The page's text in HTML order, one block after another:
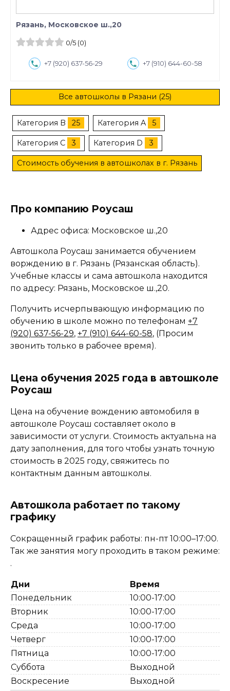
Рязань, Московское ш.,20
0/5(0)
+7 (920) 637-56-29 +7 (910) 644-60-58
Все автошколы в Рязани (25)
Категория B 25 Категория A 5
Категория C 3 Категория D 3
Стоимость обучения в автошколах в г. Рязань
Про компанию Роусаш
Адрес офиса: Московское ш.,20
Автошкола Роусаш занимается обучением
ворждению в г. Рязань (Рязанская область).
Учебные классы и сама автошкола находится
по адресу: Рязань, Московское ш.,20.
Получить исчерпывающую информацию по
обучению в школе можно по телефонам +7
(920) 637-56-29, +7 (910) 644-60-58, (Просим
звонить только в рабочее время).
Цена обучения 2025 года в автошколе
Роусаш
Цена на обучение вождению автомобиля в
автошколе Роусаш составляет около в
зависимости от услуги. Стоимость актуальна на
дату заполнения, для того чтобы узнать точную
стоимость в 2025 году, свяжитесь по
контактным данным автошколы.
Автошкола работает по такому
графику
Сокращенный график работы: пн-пт 10:00–17:00.
Так же занятия могу проходить в таком режиме:
.
Дни
Время
Понедельник
10:00-17:00
Вторник
10:00-17:00
Среда
10:00-17:00
Четверг
10:00-17:00
Пятница
10:00-17:00
Суббота
Выходной
Воскресение
Выходной